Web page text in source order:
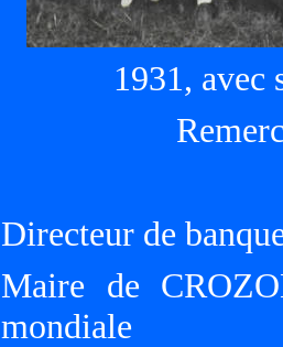
1931, avec
Directeur de
Maire de
mondiale